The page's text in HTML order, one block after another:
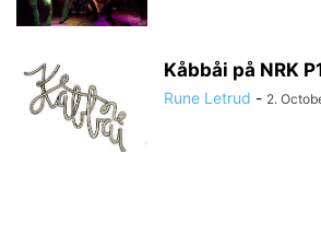
Kåbbåi på NRK
Rune Letrud - 2.